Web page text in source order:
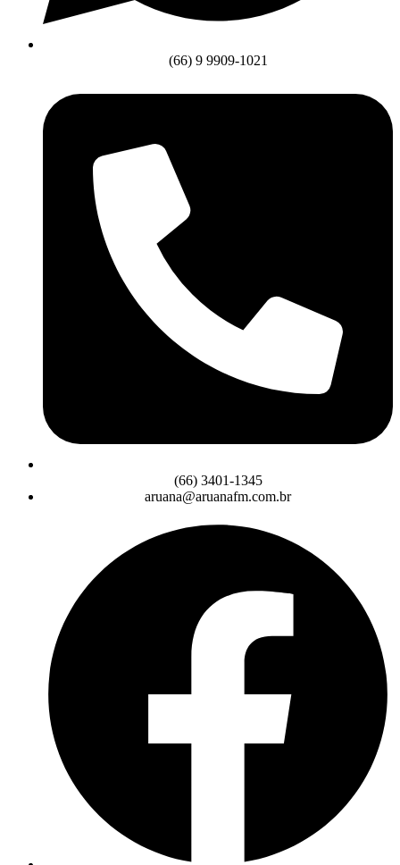
(66) 9 9909-1021
(66) 3401-1345
aruana@aruanafm.com.br